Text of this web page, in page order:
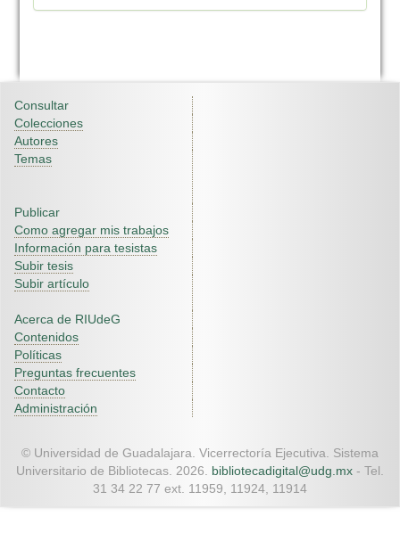
Consultar
Colecciones
Autores
Temas
Publicar
Como agregar mis trabajos
Información para tesistas
Subir tesis
Subir artículo
Acerca de RIUdeG
Contenidos
Políticas
Preguntas frecuentes
Contacto
Administración
© Universidad de Guadalajara. Vicerrectoría Ejecutiva. Sistema
Universitario de Bibliotecas. 2026. bibliotecadigital@udg.mx - Tel.
31 34 22 77 ext. 11959, 11924, 11914